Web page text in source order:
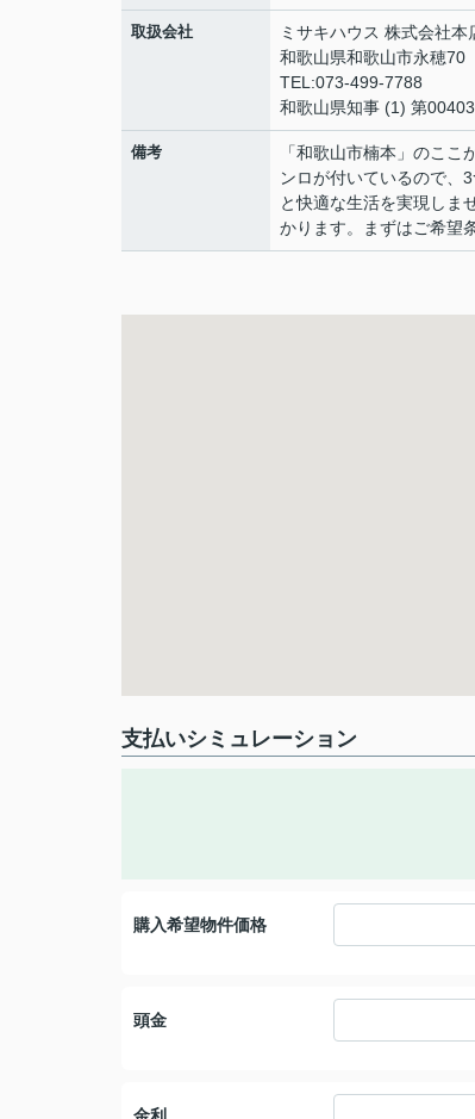
取扱会社
ミサキハウス 株式会社本
和歌山県和歌山市永穂70
TEL:073-499-7788
和歌山県知事 (1) 第
備考
「和歌山市楠本」のこ
ンロが付いているので、
と快適な生活を実現しま
かります。まずはご希望
支払いシミュレーション
購入希望物件価格
頭金